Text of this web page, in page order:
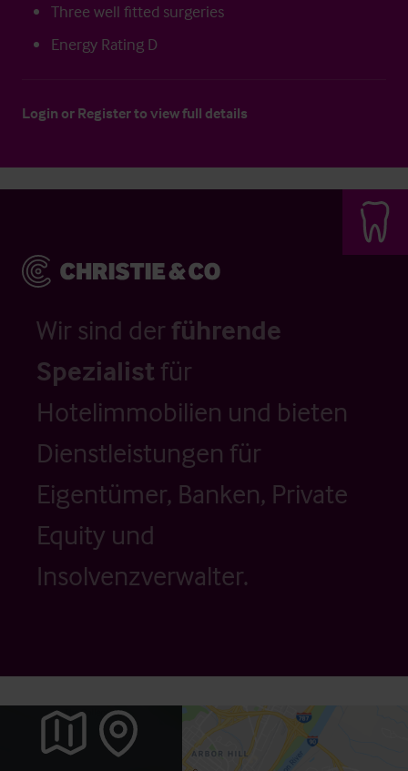
Three well fitted surgeries
Energy Rating D
Login or Registerto view full details
Wir sind der führende
Spezialistfür
Hotelimmobilien und bieten
Dienstleistungen für
Eigentümer, Banken, Private
Equity und
Insolvenzverwalter.